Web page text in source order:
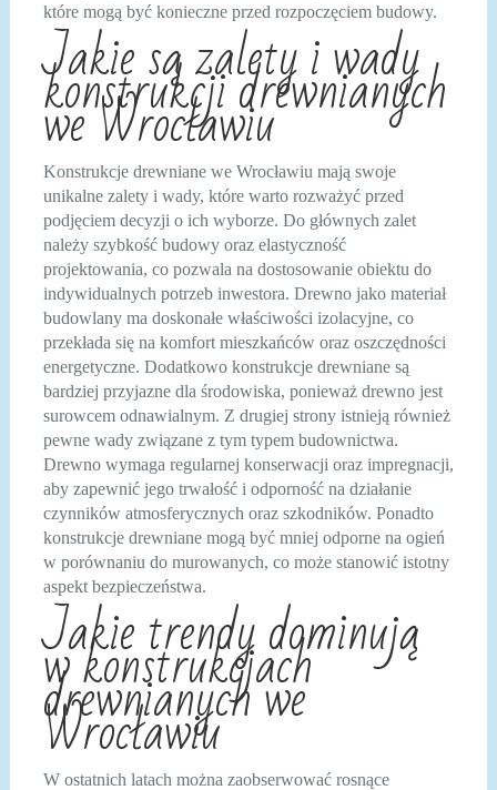
które mogą być konieczne przed rozpoczęciem budowy.
Jakie są zalety i wady
konstrukcji drewnianych
we Wrocławiu
Konstrukcje drewniane we Wrocławiu mają swoje
unikalne zalety i wady, które warto rozważyć przed
podjęciem decyzji o ich wyborze. Do głównych zalet
należy szybkość budowy oraz elastyczność
projektowania, co pozwala na dostosowanie obiektu do
indywidualnych potrzeb inwestora. Drewno jako materiał
budowlany ma doskonałe właściwości izolacyjne, co
przekłada się na komfort mieszkańców oraz oszczędności
energetyczne. Dodatkowo konstrukcje drewniane są
bardziej przyjazne dla środowiska, ponieważ drewno jest
surowcem odnawialnym. Z drugiej strony istnieją również
pewne wady związane z tym typem budownictwa.
Drewno wymaga regularnej konserwacji oraz impregnacji,
aby zapewnić jego trwałość i odporność na działanie
czynników atmosferycznych oraz szkodników. Ponadto
konstrukcje drewniane mogą być mniej odporne na ogień
w porównaniu do murowanych, co może stanowić istotny
aspekt bezpieczeństwa.
Jakie trendy dominują
w konstrukcjach
drewnianych we
Wrocławiu
W ostatnich latach można zaobserwować rosnące